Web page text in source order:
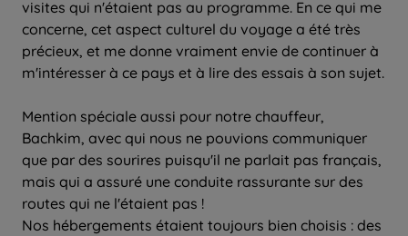
visites qui n'étaient pas au programme. En ce qui me
concerne, cet aspect culturel du voyage a été très
précieux, et me donne vraiment envie de continuer à
m'intéresser à ce pays et à lire des essais à son sujet.
Mention spéciale aussi pour notre chauffeur,
Bachkim, avec qui nous ne pouvions communiquer
que par des sourires puisqu'il ne parlait pas français,
mais qui a assuré une conduite rassurante sur des
routes qui ne l'étaient pas !
Nos hébergements étaient toujours bien choisis : des